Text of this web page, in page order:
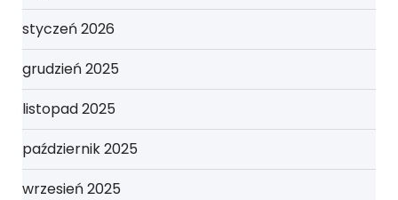
styczeń 2026
grudzień 2025
listopad 2025
październik 2025
wrzesień 2025